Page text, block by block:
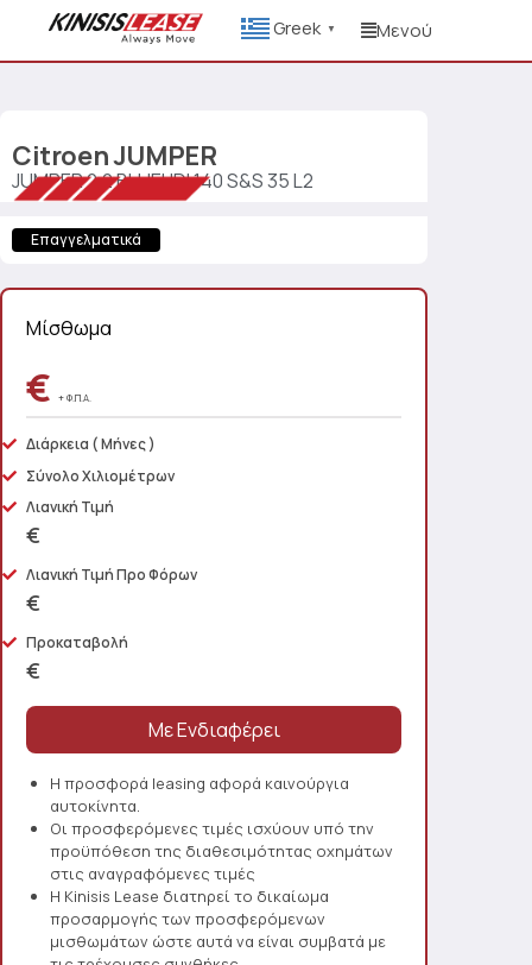
Greek ▼ Μενού
CitroenJUMPER
JUMPER 2.2 BLUEHDI 140 S&S 35 L2
Επαγγελματικά
Μίσθωμα
€ + Φ.Π.Α.
Διάρκεια ( Μήνες )
Σύνολο Χιλιομέτρων
Λιανική Τιμή
€
Λιανική Τιμή Προ Φόρων
€
Προκαταβολή
€
Η προσφορά leasing αφορά καινούργια
αυτοκίνητα.
Οι προσφερόμενες τιμές ισχύουν υπό την
προϋπόθεση της διαθεσιμότητας οχημάτων
στις αναγραφόμενες τιμές
Η Kinisis Lease διατηρεί το δικαίωμα
προσαρμογής των προσφερόμενων
μισθωμάτων ώστε αυτά να είναι συμβατά με